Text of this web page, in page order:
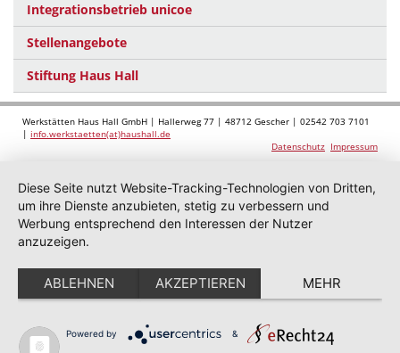
Integrationsbetrieb unicoe
Stellenangebote
Stiftung Haus Hall
Werkstätten Haus Hall GmbH | Hallerweg 77 | 48712 Gescher | 02542 703 7101
| info.werkstaetten(at)haushall.de
Datenschutz Impressum
Diese Seite nutzt Website-Tracking-Technologien von Dritten,
um ihre Dienste anzubieten, stetig zu verbessern und
Werbung entsprechend den Interessen der Nutzer
anzuzeigen.
ABLEHNEN AKZEPTIEREN MEHR
Powered by &